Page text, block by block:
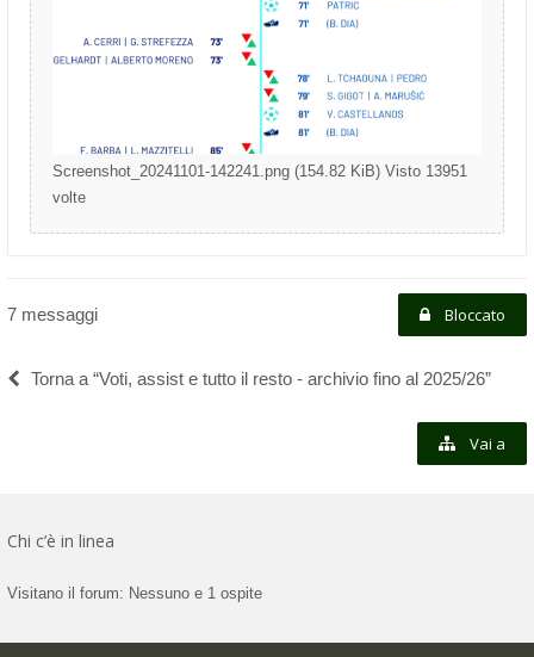
Screenshot_20241101-142241.png (154.82 KiB) Visto 13951
volte
7 messaggi Bloccato
Torna a “Voti, assist e tutto il resto - archivio fino al 2025/26”
Vai a
Chi c’è in linea
Visitano il forum: Nessuno e 1 ospite